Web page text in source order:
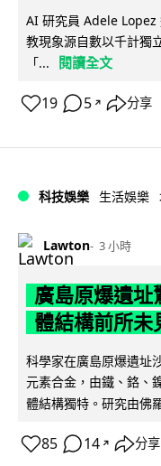
AI 研究員 Adele
教現象源自數以千計獨
「...
閱讀全文
19 5 ↗ 分享
科技娛樂 生活娛樂
Lawton 3 小時
廣島原爆遺址
體結構前所未
科學家在廣島原爆遺址
元素合金，由鐵、鉻、
體結構獨特。研究由佛
85 14 ↗ 分享